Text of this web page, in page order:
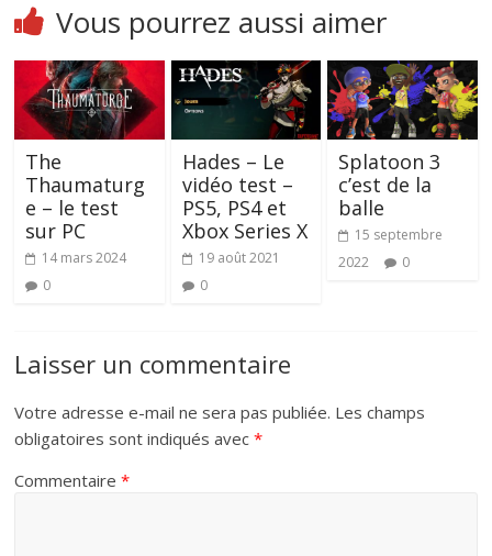
Vous pourrez aussi aimer
The
Thaumaturg
e – le test
sur PC
14 mars 2024
0
Hades – Le
vidéo test –
PS5, PS4 et
Xbox Series X
19 août 2021
0
Splatoon 3
c’est de la
balle
15 septembre
2022
0
Laisser un commentaire
Votre adresse e-mail ne sera pas publiée. Les champs
obligatoires sont indiqués avec*
Commentaire*